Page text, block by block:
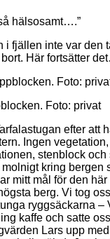
hälsosamt….”
i fjällen inte var den
Här fortsätter
Foto: privat
efter att
Ingen
stenblock och
kring bergen
mitt mål för den
berg. Vi tog
ryggsäckarna –
kaffe och satte
Lars upp